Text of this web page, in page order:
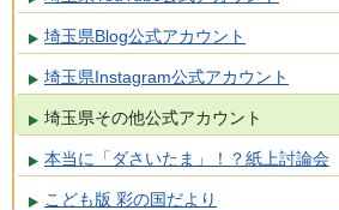
埼玉県Blog公式アカウント
埼玉県Instagram公式アカウント
埼玉県その他公式アカウント
本当に「ダさいたま」！？紙上討論会
こども版 彩の国だより